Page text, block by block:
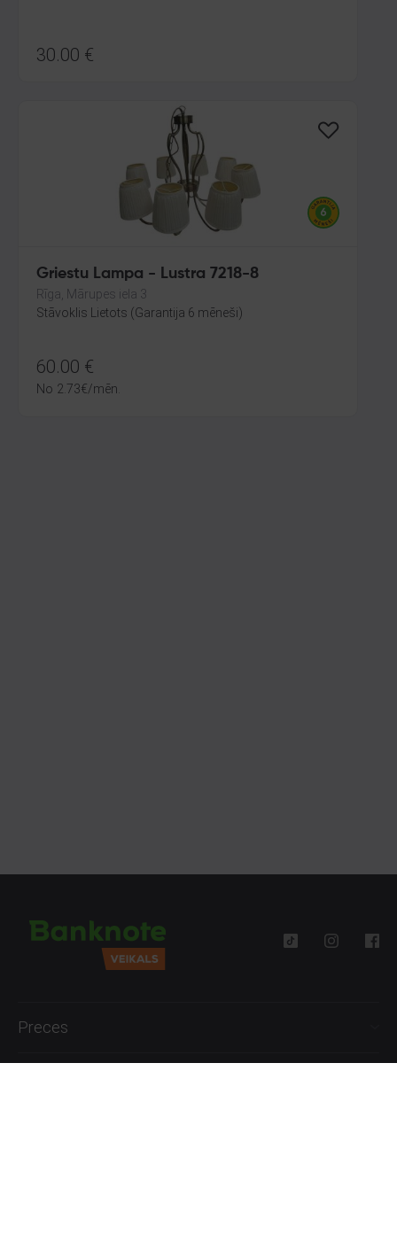
30.00 €
Griestu Lampa - Lustra 7218-8
Rīga, Mārupes iela 3
Stāvoklis Lietots (Garantija 6 mēneši)
60.00 €
No 2.73€/mēn.
Preces